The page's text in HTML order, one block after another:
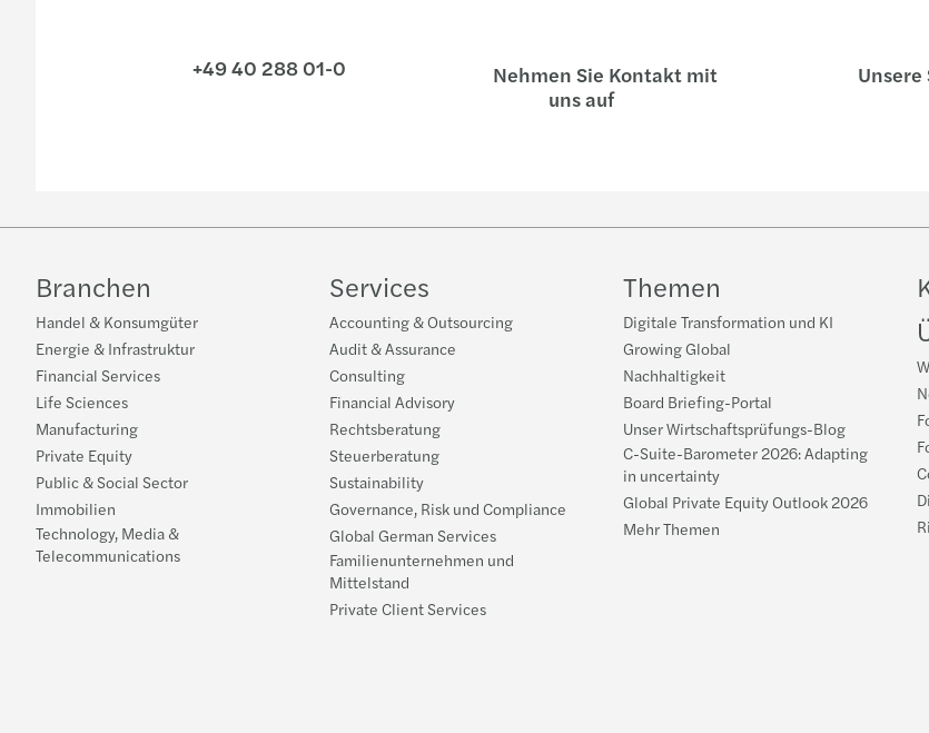
+49 40 288 01-0
Nehmen Sie Kontakt mit
uns auf
Branchen
Handel & Konsumgüter
Energie & Infrastruktur
Financial Services
Life Sciences
Manufacturing
Private Equity
Public & Social Sector
Immobilien
Technology, Media &
Telecommunications
Services
Accounting & Outsourcing
Audit & Assurance
Consulting
Financial Advisory
Rechtsberatung
Steuerberatung
Sustainability
Governance, Risk und Compliance
Global German Services
Familienunternehmen und
Mittelstand
Private Client Services
Themen
Digitale Transformation und KI
Growing Global
Nachhaltigkeit
Board Briefing-Portal
Unser Wirtschaftsprüfungs-Blog
C-Suite-Barometer 2026: Adapting
in uncertainty
Global Private Equity Outlook 2026
Mehr Themen